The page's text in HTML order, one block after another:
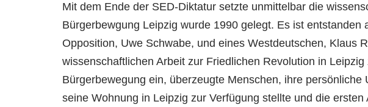
Mit dem Ende der SED-Diktatur setzte unmittelbar die
Bürgerbewgung Leipzig wurde 1990 gelegt. Es ist
Opposition, Uwe Schwabe, und eines Westdeutschen, Klaus
wissenschaftlichen Arbeit zur Friedlichen Revolution in
Bürgerbewegung ein, überzeugte Menschen, ihre
seine Wohnung in Leipzig zur Verfügung stellte und die